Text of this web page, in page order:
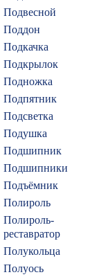
Подвесной
Поддон
Подкачка
Подкрылок
Подножка
Подпятник
Подсветка
Подушка
Подшипник
Подшипники
Подъёмник
Полироль
Полироль-
реставратор
Полукольца
Полуось